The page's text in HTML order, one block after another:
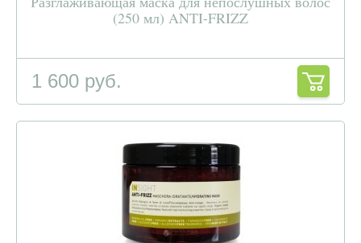
(250 мл) ANTI-FRIZZ
1 600 руб.